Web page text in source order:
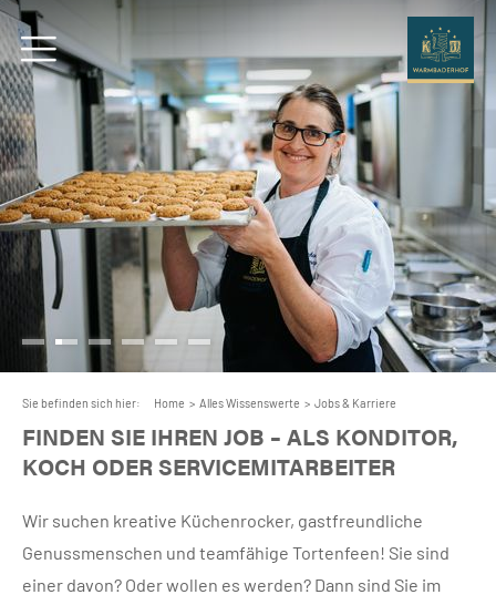
Sie befinden sich hier: Home > Alles Wissenswerte > Jobs & Karriere
FINDEN SIE IHREN JOB – ALS KONDITOR,
KOCH ODER SERVICEMITARBEITER
Wir suchen kreative Küchenrocker, gastfreundliche
Genussmenschen und teamfähige Tortenfeen! Sie sind
einer davon? Oder wollen es werden? Dann sind Sie im